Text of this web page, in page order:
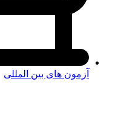
آزمون های بین المللی